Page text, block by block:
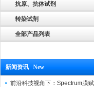
抗原、抗体试剂
转染试剂
全部产品列表
新闻资讯 New